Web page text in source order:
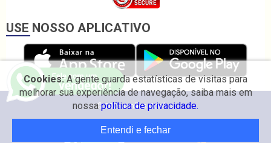
USE NOSSO APLICATIVO
Cookies:A gente guarda estatísticas de visitas para
melhorar sua experiência de navegação, saiba mais em
nossapolítica de privacidade.
Entendi e fechar
© 2026 Irmãos Coelho.
Desenvolvido por